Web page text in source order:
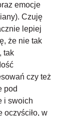
emocje
Czuję
lepiej
że nie tak
tak
czy też
pod
i swoich
oczyściło, w